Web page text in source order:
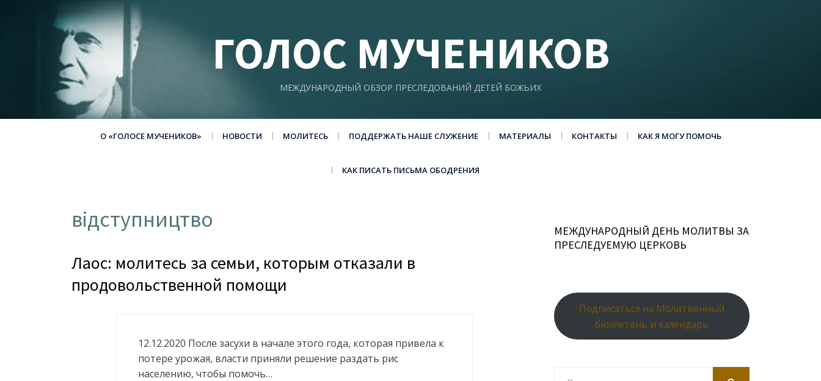
ГОЛОС МУЧЕНИКОВ
МЕЖДУНАРОДНЫЙ ОБЗОР ПРЕСЛЕДОВАНИЙ ДЕТЕЙ БОЖЬИХ
О «ГОЛОСЕ МУЧЕНИКОВ» НОВОСТИ МОЛИТЕСЬ ПОДДЕРЖАТЬ НАШЕ СЛУЖЕНИЕ МАТЕРИАЛЫ КОНТАКТЫ КАК Я МОГУ ПОМОЧЬ
КАК ПИСАТЬ ПИСЬМА ОБОДРЕНИЯ
відступництво
Лаос: молитесь за семьи, которым отказали в
продовольственной помощи
12.12.2020 После засухи в начале этого года, которая привела к
потере урожая, власти приняли решение раздать рис
населению, чтобы помочь…
МЕЖДУНАРОДНЫЙ ДЕНЬ МОЛИТВЫ ЗА
ПРЕСЛЕДУЕМУЮ ЦЕРКОВЬ
Подписаться на Молитвенный
бюллетень и календарь